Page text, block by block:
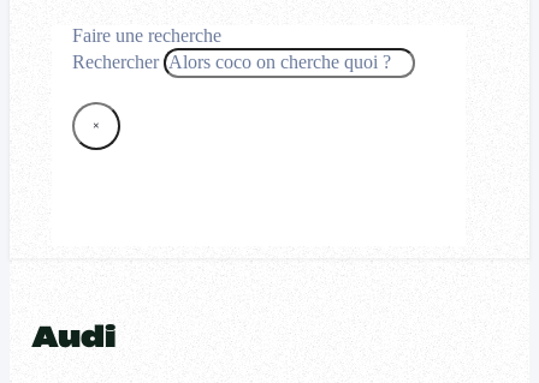
Faire une recherche
Rechercher
×
Audi